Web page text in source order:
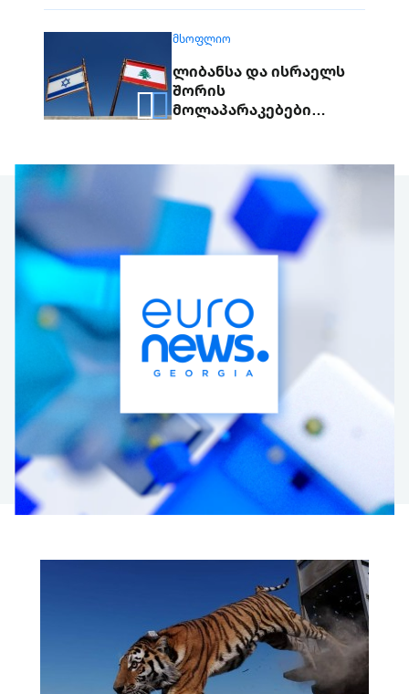
ᲛᲡᲝᲤᲚᲘᲝ
ლიბანსა და ისრაელს
შორის
მოლაპარაკებები
ერთმანეთს 1
სექტემბერს
შეხვდებიან